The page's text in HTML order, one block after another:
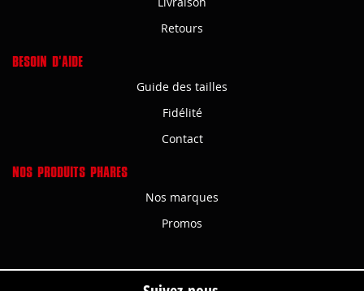
Retours
BESOIN D'AIDE
Guide des tailles
Fidélité
Contact
NOS PRODUITS PHARES
Nos marques
Promos